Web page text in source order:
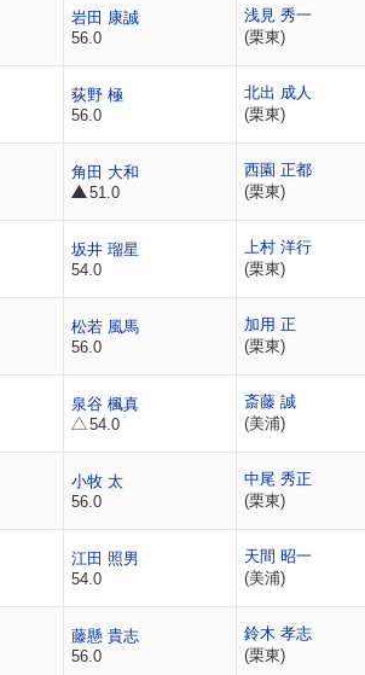
岩田 康誠
56.0
浅見 秀一
(栗東)
荻野 極
56.0
北出 成人
(栗東)
角田 大和
51.0
西園 正都
(栗東)
坂井 瑠星
54.0
上村 洋行
(栗東)
松若 風馬
56.0
加用 正
(栗東)
泉谷 楓真
54.0
斎藤 誠
(美浦)
小牧 太
56.0
中尾 秀正
(栗東)
江田 照男
54.0
天間 昭一
(美浦)
藤懸 貴志
56.0
鈴木 孝志
(栗東)